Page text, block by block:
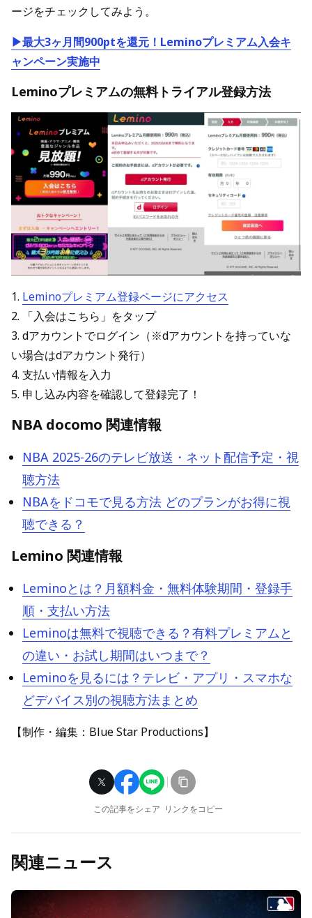
ージをチェックしてみよう。
▶最大3ヶ月間900ptを還元！Leminoプレミアム入会キ
ャンペーン実施中
Leminoプレミアムの無料トライアル登録方法
1. Leminoプレミアム登録ページにアクセス
2. 「入会はこちら」をタップ
3. dアカウントでログイン（※dアカウントを持っていな
い場合はdアカウント発行）
4. 支払い情報を入力
5. 申し込み内容を確認して登録完了！
NBA docomo 関連情報
NBA 2025-26のテレビ放送・ネット配信予定・視
聴方法
NBAをドコモで見る方法 どのプランがお得に視
聴できる？
Lemino 関連情報
Leminoとは？月額料金・無料体験期間・登録手
順・支払い方法
Leminoは無料で視聴できる？有料プレミアムと
の違い・お試し期間はいつまで？
Leminoを見るには？テレビ・アプリ・スマホな
どデバイス別の視聴方法まとめ
【制作・編集：Blue Star Productions】
この記事をシェア リンクをコピー
関連ニュース